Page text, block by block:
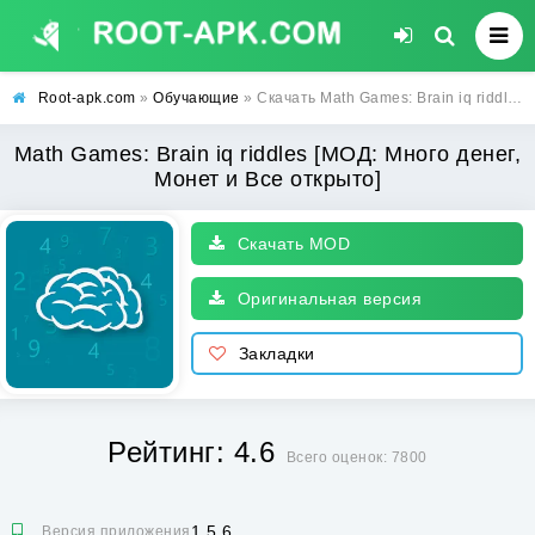
Root-apk.com » Обучающие » Скачать Math Games: Brain iq riddles [МОД: Много денег, Монет и Все открыто] | Взлом Math Games: Brain iq riddles на Андроид
Math Games: Brain iq riddles [МОД: Много денег,
Монет и Все открыто]
Скачать MOD
Оригинальная версия
Закладки
Рейтинг: 4.6 Всего оценок: 7800
Версия приложения: